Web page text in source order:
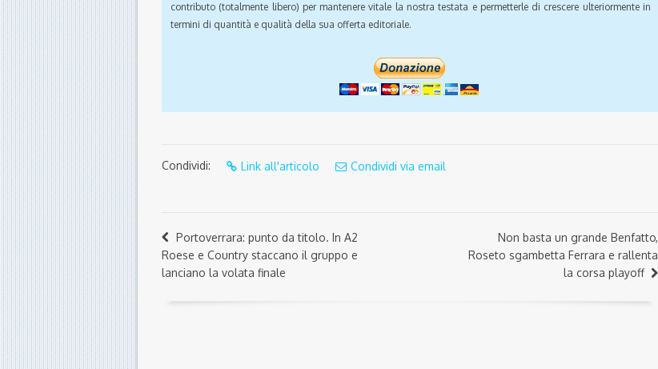
contributo (totalmente libero) per mantenere vitale la nostra testata e permetterle di crescere ulteriormente in
termini di quantità e qualità della sua offerta editoriale.
Condividi: Link all'articolo Condividi via email
Portoverrara: punto da titolo. In A2
Roese e Country staccano il gruppo e
lanciano la volata finale
Non basta un grande Benfatto,
Roseto sgambetta Ferrara e rallenta
la corsa playoff